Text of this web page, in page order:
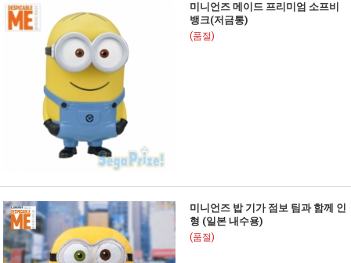
미니언즈 메이드 프리미엄 소프비
뱅크(저금통)
(품절)
미니언즈 밥 기가 점보 팀과 함께 인
형 (일본 내수용)
(품절)